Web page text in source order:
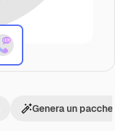
Genera un